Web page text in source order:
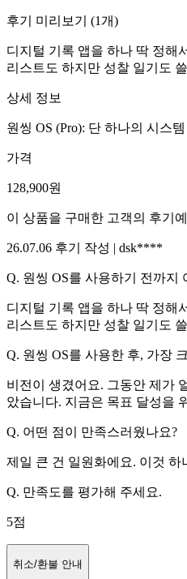
후기 미리보기 (1개)
디지털 기록 앱을 하나 딱 정해
리스트도 하지만 성찰 일기도
상세 정보
원씽 OS (Pro): 단 하나의 시스템
가격
128,900원
이 상품을 구매한 고객의 후기
26.07.06 후기 작성 | dsk****
Q. 원씽 OS를 사용하기 전까지
디지털 기록 앱을 하나 딱 정해
리스트도 하지만 성찰 일기도
Q. 원씽 OS를 사용한 후, 가장
비전이 생겼어요. 그동안 제가
았습니다. 지금은 목표 달성을
Q. 어떤 점이 만족스러웠나요?
제일 큰 건 일원화에요. 이것
Q. 만족도를 평가해 주세요.
5점
취소/환불 안내